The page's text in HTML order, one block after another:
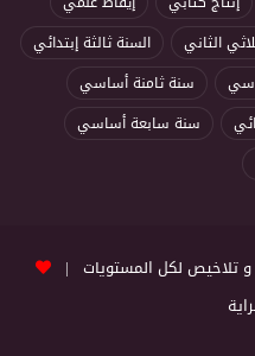
الثاني
السنة ثالثة إبتدائي
سنة ثامنة أساسي
سنة سابعة أساسي